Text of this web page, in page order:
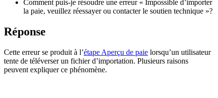
Comment puis-je résoudre une erreur « Impossible d’importer
la paie, veuillez réessayer ou contacter le soutien technique »?
Réponse
Cette erreur se produit à l’étape Aperçu de paie lorsqu’un utilisateur
tente de téléverser un fichier d’importation. Plusieurs raisons
peuvent expliquer ce phénomène.